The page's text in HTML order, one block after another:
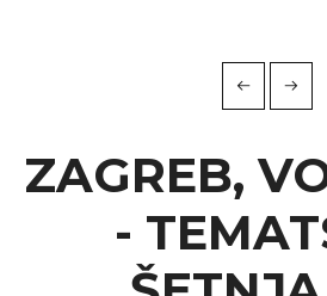
ZAGREB,
-